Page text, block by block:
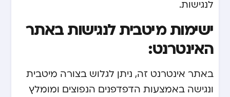
לנגישות.
ישימות מיטבית לנגישות באתר
האינטרנט:
באתר אינטרנט זה, ניתן לגלוש בצורה מיטבית
ונגישה באמצעות הדפדפנים הנפוצים ומומלץ